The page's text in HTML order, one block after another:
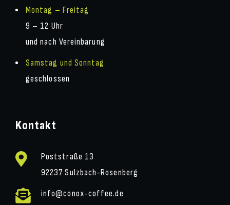
Montag – Freitag
9 – 12 Uhr
und nach Vereinbarung
Samstag und Sonntag
geschlossen
Kontakt
Poststraße 13
92237 Sulzbach-Rosenberg
info@conox-coffee.de